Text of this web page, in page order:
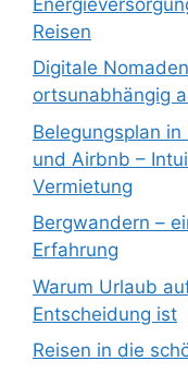
Reisen
Digitale
ortsunabhängig
Belegungsplan
und Airbnb –
Vermietung
Bergwandern –
Erfahrung
Warum Urlaub
Entscheidung ist
Reisen in die